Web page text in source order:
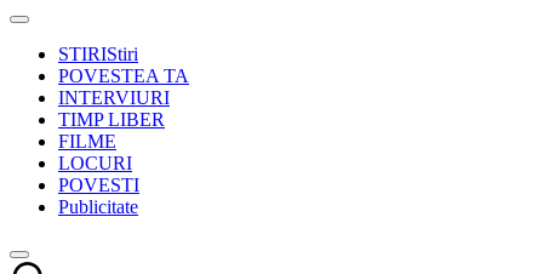
STIRIStiri
POVESTEA TA
INTERVIURI
TIMP LIBER
FILME
LOCURI
POVESTI
Publicitate